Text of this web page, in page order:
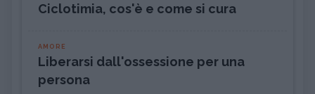
Ciclotimia, cos'è e come si cura
AMORE
Liberarsi dall'ossessione per una
persona